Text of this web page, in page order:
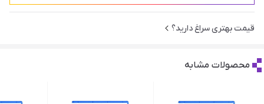
قیمت بهتری سراغ دارید؟
محصولات مشابه